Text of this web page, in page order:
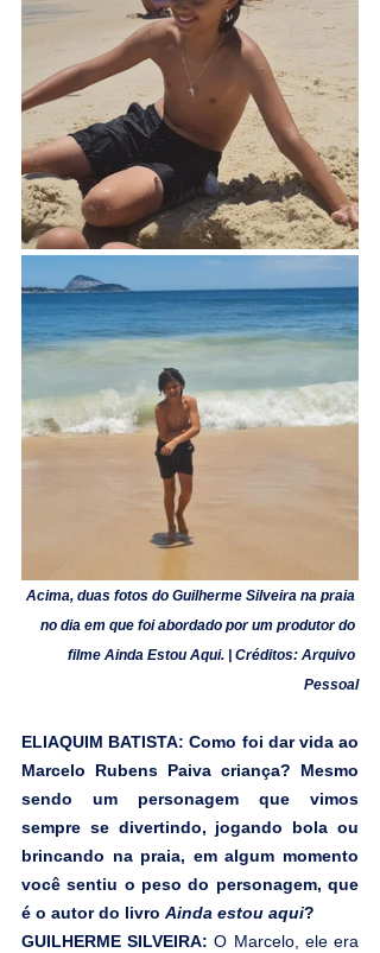
Acima, duas fotos do Guilherme Silveira na praia
no dia em que foi abordado por um produtor do
filme Ainda Estou Aqui. | Créditos: Arquivo
Pessoal
ELIAQUIM BATISTA: Como foi dar vida ao
Marcelo Rubens Paiva criança? Mesmo
sendo um personagem que vimos
sempre se divertindo, jogando bola ou
brincando na praia, em algum momento
você sentiu o peso do personagem, que
é o autor do livro Ainda estou aqui?
GUILHERME SILVEIRA: O Marcelo, ele era